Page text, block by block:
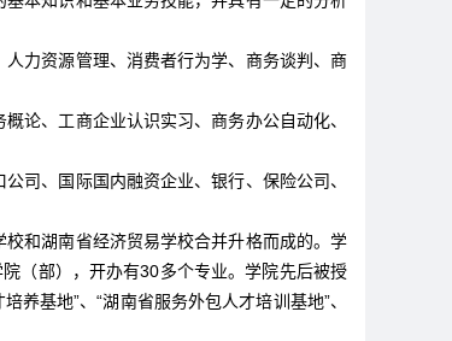
力资源管理、消费者行为学、商务谈判、商
论、工商企业认识实习、商务办公自动化、
司、国际国内融资企业、银行、保险公司、
和湖南省经济贸易学校合并升格而成的。学
（部），开办有30多个专业。学院先后被授
养基地”、“湖南省服务外包人才培训基地”、